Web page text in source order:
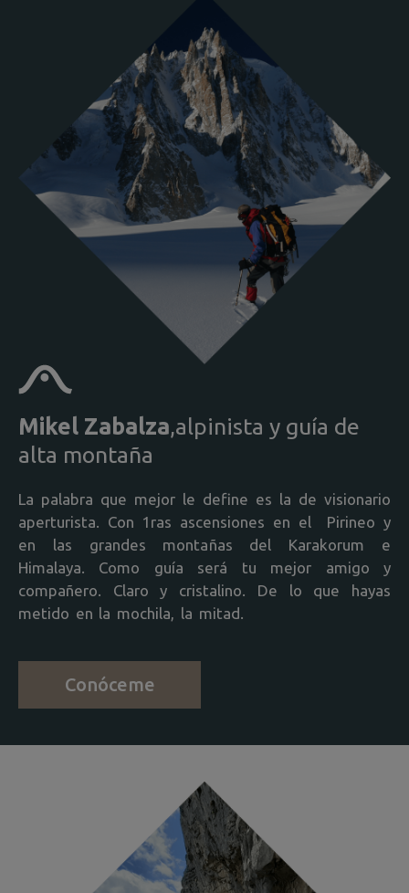
Mikel Zabalza,alpinista y guía de
alta montaña
La palabra que mejor le define es la de visionario
aperturista. Con 1ras ascensiones en el Pirineo y
en las grandes montañas del Karakorum e
Himalaya. Como guía será tu mejor amigo y
compañero. Claro y cristalino. De lo que hayas
metido en la mochila, la mitad.
Conóceme